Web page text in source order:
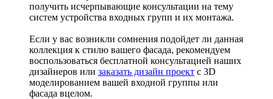
получить исчерпывающие консультации на тему
систем устройства входных групп и их монтажа.
Если у вас возникли сомнения подойдет ли данная
коллекция к стилю вашего фасада, рекомендуем
воспользоваться бесплатной консультацией наших
дизайнеров или заказать дизайн проект с 3D
моделированием вашей входной группы или
фасада вцелом.